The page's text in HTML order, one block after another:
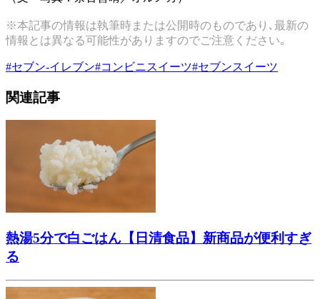
※本記事の情報は執筆時または公開時のものであり､最新の
情報とは異なる可能性がありますのでご注意ください｡
#セブン-イレブン#コンビニスイーツ#セブンスイーツ
関連記事
熱湯5分で白ごはん【日清食品】新商品が便利すぎ
る